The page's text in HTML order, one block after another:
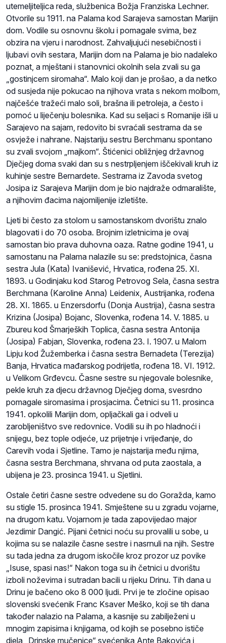
utemeljiteljica reda, službenica Božja Franziska Lechner.
Otvorile su 1911. na Palama kod Sarajeva samostan Marijin
dom. Vodile su osnovnu školu i pomagale svima, bez
obzira na vjeru i narodnost. Zahvaljujući nesebičnosti i
ljubavi ovih sestara, Marijin dom na Palama je bio nadaleko
poznat, a mještani i stanovnici okolnih sela zvali su ga
„gostinjcem siromaha“. Malo koji dan je prošao, a da netko
od susjeda nije pokucao na njihova vrata s nekom molbom,
najčešće tražeći malo soli, brašna ili petroleja, a često i
pomoć u liječenju bolesnika. Kad su seljaci s Romanije išli u
Sarajevo na sajam, redovito bi svraćali sestrama da se
osvježe i nahrane. Najstariju sestru Berchmanu spontano
su zvali svojom „majkom“. Štićenici obližnjeg državnog
Dječjeg doma svaki dan su s nestrpljenjem iščekivali kruh iz
kuhinje sestre Bernardete. Sestrama iz Zavoda svetog
Josipa iz Sarajeva Marijin dom je bio najdraže odmaralište,
a njihovim đacima najomiljenije izletište.
Ljeti bi često za stolom u samostanskom dvorištu znalo
blagovati i do 70 osoba. Brojnim izletnicima je ovaj
samostan bio prava duhovna oaza. Ratne godine 1941, u
samostanu na Palama nalazile su se: predstojnica, časna
sestra Jula (Kata) Ivanišević, Hrvatica, rođena 25. XI.
1893. u Godinjaku kod Starog Petrovog Sela, časna sestra
Berchmana (Karoline Anna) Leidenix, Austrijanka, rođena
28. XI. 1865. u Enzersdorfu (Donja Austrija), časna sestra
Krizina (Josipa) Bojanc, Slovenka, rođena 14. V. 1885. u
Zbureu kod Šmarjeških Toplica, časna sestra Antonija
(Josipa) Fabjan, Slovenka, rođena 23. I. 1907. u Malom
Lipju kod Žužemberka i časna sestra Bernadeta (Terezija)
Banja, Hrvatica mađarskog podrijetla, rođena 18. VI. 1912.
u Velikom Grđevcu. Časne sestre su njegovale bolesnike,
pekle kruh za djecu državnog Dječjeg doma, svesrdno
pomagale siromasima i prosjacima. Četnici su 11. prosinca
1941. opkolili Marijin dom, opljačkali ga i odveli u
zarobljeništvo sve redovnice. Vodili su ih po hladnoći i
snijegu, bez tople odjeće, uz prijetnje i vrijeđanje, do
Carevih voda i Sjetline. Tamo je najstarija među njima,
časna sestra Berchmana, shrvana od puta zaostala, a
ubijena je 23. prosinca 1941. u Sjetlini.
Ostale četiri časne sestre odvedene su do Goražda, kamo
su stigle 15. prosinca 1941. Smještene su u zgradu vojarne,
na drugom katu. Vojarnom je tada zapovijedao major
Jezdimir Dangić. Pijani četnici noću su provalili u sobe, u
kojima su se nalazile časne sestre i nasrnuli na njih. Sestre
su tada jedna za drugom iskočile kroz prozor uz povike
„Isuse, spasi nas!“ Nakon toga su ih četnici u dvorištu
izboli noževima i sutradan bacili u rijeku Drinu. Tih dana u
Drinu je bačeno oko 8 000 ljudi. Prvi je te zločine opisao
slovenski svećenik Franc Ksaver Meško, koji se tih dana
također nalazio na Palama, a kasnije su zabilježeni u
mnogim zapisima i knjigama, od kojih se posebno ističe
djela „Drinske mučenice“ svećenika Ante Bakovića i